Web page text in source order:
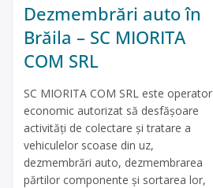
Dezmembrări auto în
Brăila – SC MIORITA
COM SRL
SC MIORITA COM SRL este operator
economic autorizat să desfăşoare
activităţi de colectare şi tratare a
vehiculelor scoase din uz,
dezmembrări auto, dezmembrarea
părtilor componente și sortarea lor,